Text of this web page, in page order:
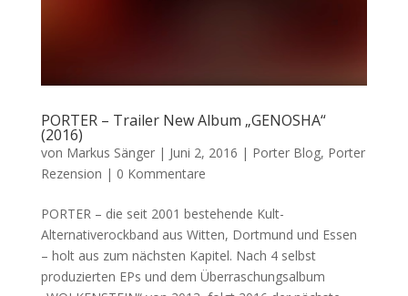
PORTER – Trailer New Album „GENOSHA“
(2016)
von Markus Sänger| Juni 2, 2016 | Porter Blog, Porter
Rezension | 0 Kommentare
PORTER – die seit 2001 bestehende Kult-
Alternativerockband aus Witten, Dortmund und Essen
– holt aus zum nächsten Kapitel. Nach 4 selbst
produzierten EPs und dem Überraschungsalbum